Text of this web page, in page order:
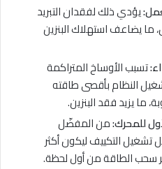
يؤدي ذلك لفقدان التبريد
ما يضاعف استهلاك البنزين
تسبب الأوساخ المتراكمة
النظام بأقصى طاقته
ما يزيد فقد البنزين.
للمحرك:من المفضّل
تشغيل التكييف ليكون أكثر
سحب الطاقة من أول لحظة.